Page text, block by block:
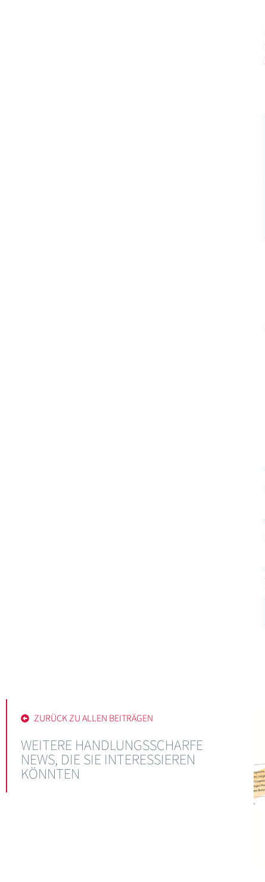
ZURÜCK ZU ALLEN BEITRÄGEN
WEITERE HANDLUNGSSCHARFE
NEWS, DIE SIE INTERESSIEREN
KÖNNTEN